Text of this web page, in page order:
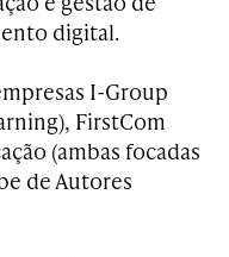
digital.
I-Group
FirstCom
(ambas focadas
de Autores